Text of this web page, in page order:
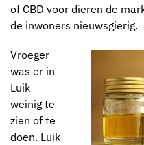
of CBD voor dieren de
de inwoners nieuwsgierig.
Vroeger
was er in
Luik
weinig te
zien of te
doen. Luik